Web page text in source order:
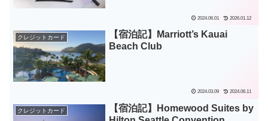
2024.06.01 2026.01.12
クレジットカード
【宿泊記】Marriott’s Kauai
Beach Club
2024.03.09 2024.06.11
クレジットカード
【宿泊記】Homewood Suites by